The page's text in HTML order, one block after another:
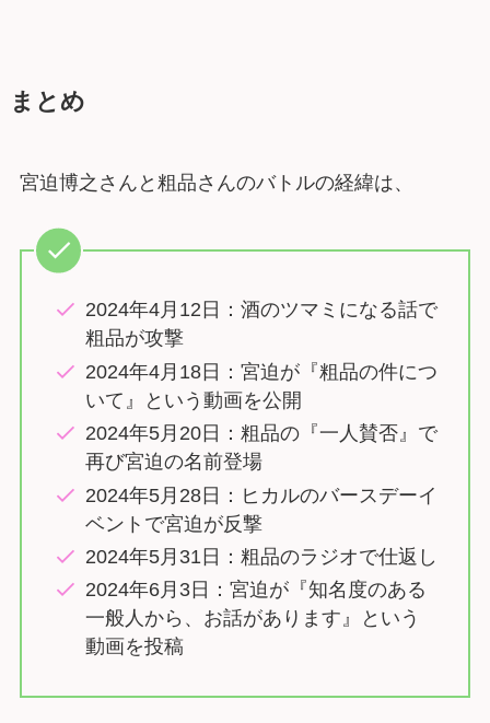
まとめ
宮迫博之さんと粗品さんのバトルの経緯は、
2024年4月12日：酒のツマミになる話で
粗品が攻撃
2024年4月18日：宮迫が『粗品の件につ
いて』という動画を公開
2024年5月20日：粗品の『一人賛否』で
再び宮迫の名前登場
2024年5月28日：ヒカルのバースデーイ
ベントで宮迫が反撃
2024年5月31日：粗品のラジオで仕返し
2024年6月3日：宮迫が『知名度のある
一般人から、お話があります』という
動画を投稿